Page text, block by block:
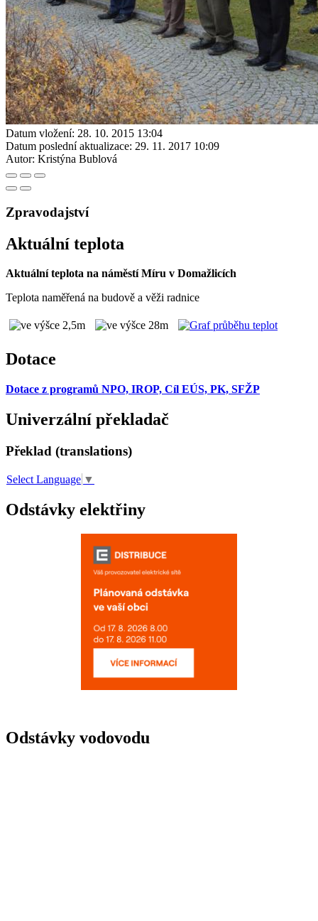
Datum vložení: 28. 10. 2015 13:04
Datum poslední aktualizace: 29. 11. 2017 10:09
Autor: Kristýna Bublová
Zpravodajství
Aktuální teplota
Aktuální teplota na náměstí Míru v Domažlicích
Teplota naměřená na budově a věži radnice
Dotace
Dotace z programů NPO, IROP, Cíl EÚS, PK, SFŽP
Univerzální překladač
Překlad (translations)
Select Language ▼
Odstávky elektřiny
Odstávky vodovodu